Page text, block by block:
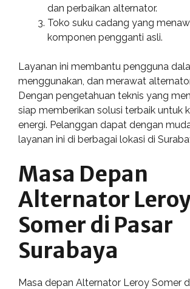
dan perbaikan alternator.
Toko suku cadang yang
komponen pengganti asli.
Layanan ini membantu pengguna
menggunakan, dan merawat
Dengan pengetahuan teknis yang
siap memberikan solusi terbaik untuk
energi. Pelanggan dapat dengan
layanan ini di berbagai lokasi di
Masa Depan
Alternator
Somer di Pasar
Surabaya
Masa depan Alternator Leroy Somer